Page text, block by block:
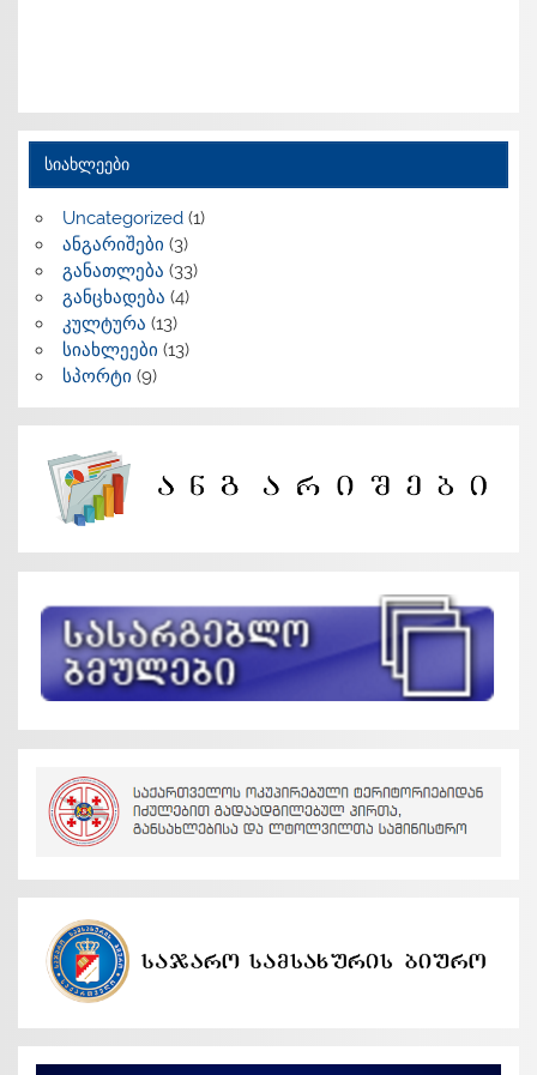
სიახლეები
Uncategorized(1)
ანგარიშები (3)
განათლება (33)
განცხადება (4)
კულტურა (13)
სიახლეები (13)
სპორტი (9)